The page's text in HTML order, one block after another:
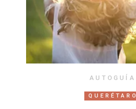
AUTOGUÍA
QUERÉTARO